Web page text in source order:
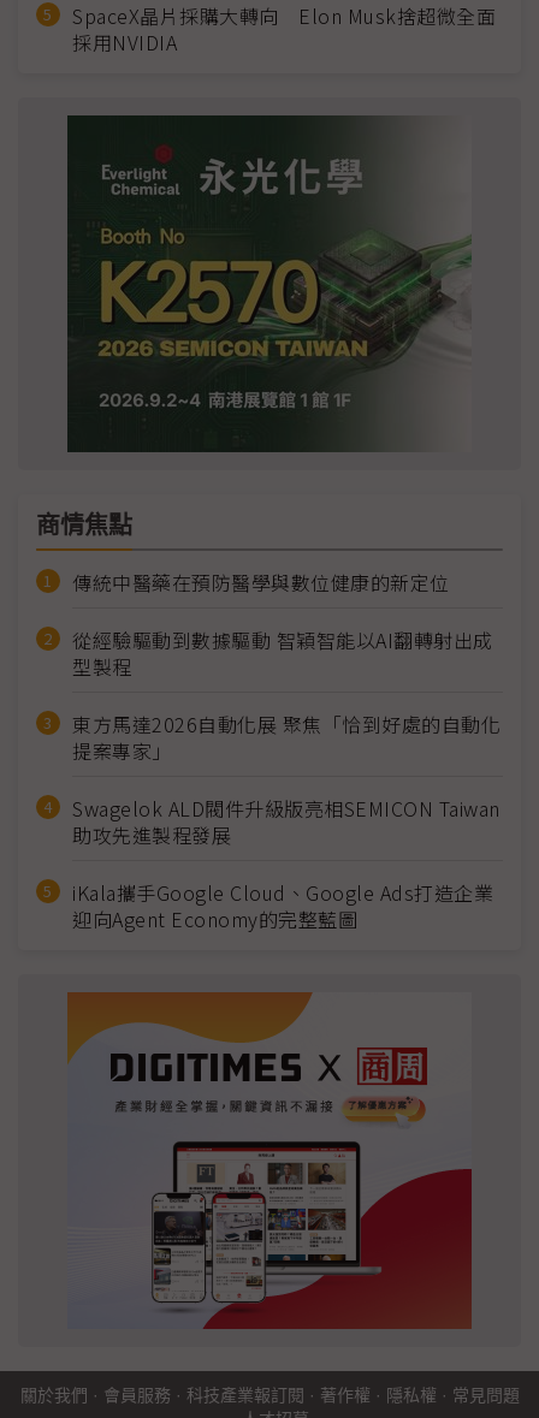
SpaceX晶片採購大轉向 Elon Musk捨超微全面
採用NVIDIA
商情焦點
傳統中醫藥在預防醫學與數位健康的新定位
從經驗驅動到數據驅動 智穎智能以AI翻轉射出成
型製程
東方馬達2026自動化展 聚焦「恰到好處的自動化
提案專家」
Swagelok ALD閥件升級版亮相SEMICON Taiwan
助攻先進製程發展
iKala攜手Google Cloud、Google Ads打造企業
迎向Agent Economy的完整藍圖
關於我們 · 會員服務 · 科技產業報訂閱 · 著作權 · 隱私權 · 常見問題